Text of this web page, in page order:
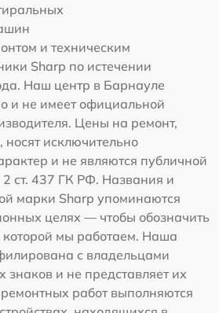
и техническим
Sharp по истечении
Наш центр в Барнауле
и не имеет официальной
Цены на ремонт,
исключительно
и не являются публичной
2 ст. 437 ГК РФ. Названия и
марки Sharp упоминаются
целях — чтобы обозначить
которой мы работаем. Наша
с владельцами
знаков и не представляет их
работ выполняются